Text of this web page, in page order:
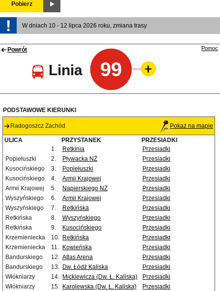
Pobierz
W dniach 10 - 12 lipca 2026 roku, zmiana trasy
Powrót
Linia 99
Pomoc
PODSTAWOWE KIERUNKI
Radogoszcz Zachód Pokaż na mapie
ULICA PRZYSTANEK
PRZESIADKI
1.
Retkinia
Przesiadki
Popiełuszki
2. Pływacka NŻ
Przesiadki
Kusocińskiego
3. Popiełuszki
Przesiadki
Kusocińskiego
4. Armii Krajowej
Przesiadki
Armii Krajowej
5. Napierskiego NŻ
Przesiadki
Wyszyńskiego
6. Armii Krajowej
Przesiadki
Wyszyńskiego
7. Retkińska
Przesiadki
Retkińska
8. Wyszyńskiego
Przesiadki
Retkińska
9. Kusocińskiego
Przesiadki
Krzemieniecka
10. Retkińska
Przesiadki
Krzemieniecka
11. Kowieńska
Przesiadki
Bandurskiego
12. Atlas Arena
Przesiadki
Bandurskiego
13. Dw. Łódź Kaliska
Przesiadki
Włókniarzy
14. Mickiewicza (Dw. Ł. Kaliska)
Przesiadki
Włókniarzy
15. Karolewska (Dw. Ł. Kaliska)
Przesiadki